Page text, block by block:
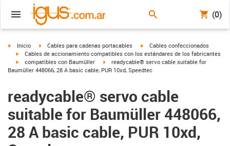
(0)
igus-icon-arrow-right
Inicio igus-icon-arrow-right
Cables para cadenas portacables igus-icon-arrow-right
Cables confeccionados
igus-icon-arrow-right
Cables de accionamiento compatibles con los estándares de los fabricantes
igus-icon-arrow-right
compatibles con Baumüller igus-icon-arrow-right
readycable® servo cable suitable for
Baumüller 448066, 28 A basic cable, PUR 10xd, Speedtec
readycable® servo cable
suitable for Baumüller 448066,
28 A basic cable, PUR 10xd,